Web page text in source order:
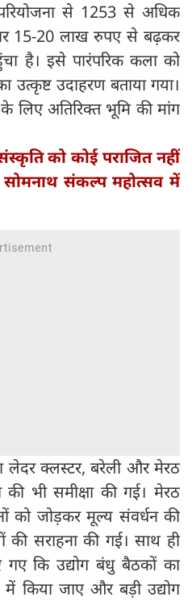
से 1253 से अधिक
15-20 लाख रुपए से बढ़कर
है। इसे पारंपरिक कला को
उदाहरण बताया गया।
के लिए अतिरिक्त भूमि की मांग
को कोई पराजित नहीं
संकल्प महोत्सव में
लेदर क्लस्टर, बरेली और मेरठ
भी समीक्षा की गई। मेरठ
को जोड़कर मूल्य संवर्धन की
की सराहना की गई। साथ ही
गए कि उद्योग बंधु बैठकों का
किया जाए और बड़ी उद्योग